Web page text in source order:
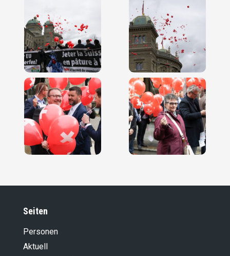
Seiten
Personen
Aktuell